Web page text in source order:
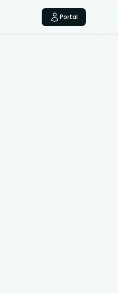
Portal